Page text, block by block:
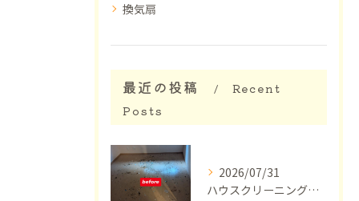
換気扇
最近の投稿
Recent
Posts
2026/07/31
ハウスクリーニング【東京】